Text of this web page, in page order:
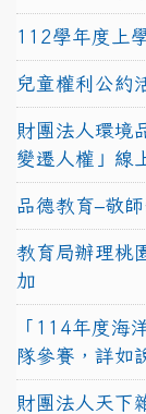
112學年度上
兒童權利公約
財團法人環境
變遷人權」線
品德教育–敬
教育局辦理桃
加
「114年度海
隊參賽，詳如
財團法人天下